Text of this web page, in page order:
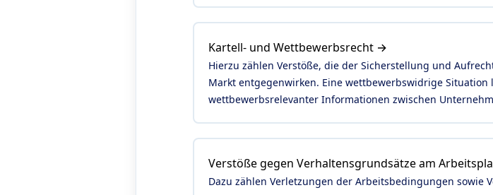
Kartell- und Wettbewerbsrecht →
Hierzu zählen Verstöße, die der Sicherstellung und
Markt entgegenwirken. Eine wettbewerbswidrige
wettbewerbsrelevanter Informationen zwischen
Verstöße gegen Verhaltensgrundsätze am
Dazu zählen Verletzungen der Arbeitsbedingungen sowie